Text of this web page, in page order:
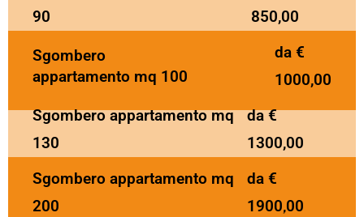
90
850,00
Sgombero
appartamento mq 100
da €
1000,00
Sgombero appartamento mq
130
da €
1300,00
Sgombero appartamento mq
200
da €
1900,00